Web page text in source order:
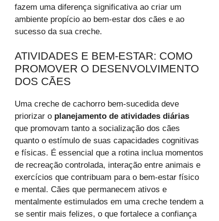
fazem uma diferença significativa ao criar um
ambiente propício ao bem-estar dos cães e ao
sucesso da sua creche.
ATIVIDADES E BEM-ESTAR: COMO
PROMOVER O DESENVOLVIMENTO
DOS CÃES
Uma creche de cachorro bem-sucedida deve
priorizar o planejamento de atividades diárias
que promovam tanto a socialização dos cães
quanto o estímulo de suas capacidades cognitivas
e físicas. É essencial que a rotina inclua momentos
de recreação controlada, interação entre animais e
exercícios que contribuam para o bem-estar físico
e mental. Cães que permanecem ativos e
mentalmente estimulados em uma creche tendem a
se sentir mais felizes, o que fortalece a confiança